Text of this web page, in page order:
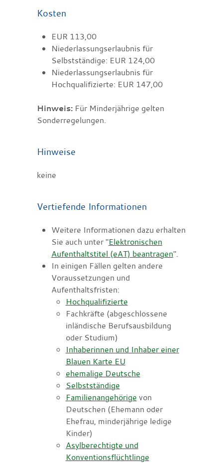
Kosten
EUR 113,00
Niederlassungserlaubnis für
Selbstständige: EUR 124,00
Niederlassungserlaubnis für
Hochqualifizierte: EUR 147,00
Hinweis: Für Minderjährige gelten
Sonderregelungen.
Hinweise
keine
Vertiefende Informationen
Weitere Informationen dazu erhalten
Sie auch unter "Elektronischen
Aufenthaltstitel (eAT) beantragen".
In einigen Fällen gelten andere
Voraussetzungen und
Aufenthaltsfristen:
Hochqualifizierte
Fachkräfte (abgeschlossene
inländische Berufsausbildung
oder Studium)
Inhaberinnen und Inhaber einer
Blauen Karte EU
ehemalige Deutsche
Selbstständige
Familienangehörige von
Deutschen (Ehemann oder
Ehefrau, minderjährige ledige
Kinder)
Asylberechtigte und
Konventionsflüchtlinge